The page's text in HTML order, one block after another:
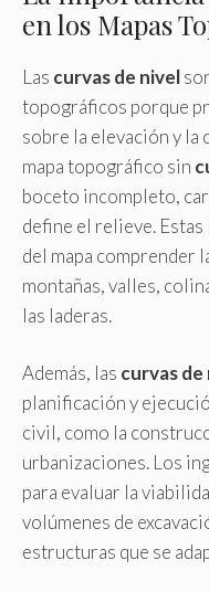
en los Mapas
Las curvas de nivel
topográficos porque
sobre la elevación y
mapa topográfico sin
boceto incompleto,
define el relieve.
del mapa comprender
montañas, valles,
las laderas.
Además, las curvas de
planificación y
civil, como la
urbanizaciones. Los
para evaluar la
volúmenes de
estructuras que se